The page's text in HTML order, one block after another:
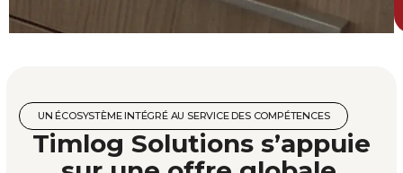
UN ÉCOSYSTÈME INTÉGRÉ AU SERVICE DES COMPÉTENCES
Timlog Solutions s’appuie